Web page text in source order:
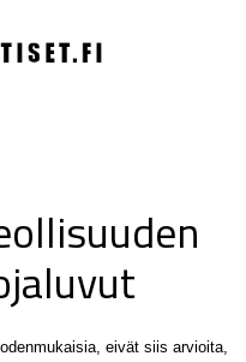
eivät siis arvioita,